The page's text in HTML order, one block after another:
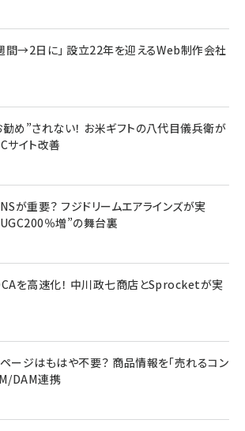
間→2日に」 設立22年を迎えるWeb制作会社
め”されない！ お米ギフトの八代目儀兵衛が
サイト改善
が重要？ フジドリームエアラインズが実
UGC200％増”の舞台裏
を高速化！ 中川政七商店とSprocketが実
ージはもはや不要？ 商品情報を「売れるコン
DAM連携